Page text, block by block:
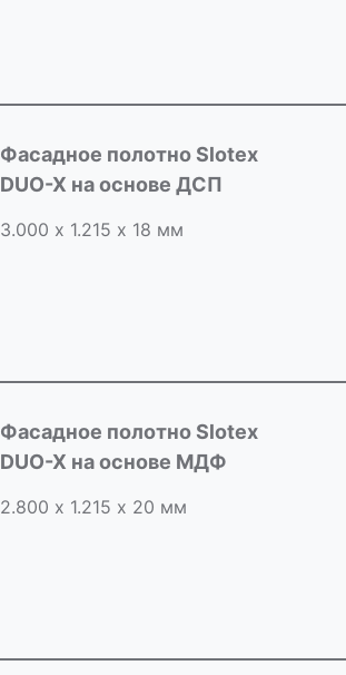
Фасадное полотно Slotex
DUO-X на основе ДСП
3.000 х 1.215 х 18 мм
Фасадное полотно Slotex
DUO-X на основе МДФ
2.800 х 1.215 х 20 мм